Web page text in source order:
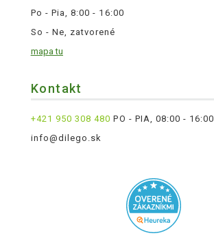
Po - Pia, 8:00 - 16:00
So - Ne, zatvorené
mapa tu
Kontakt
+421 950 308 480 PO - PIA, 08:00 - 16:00
info@dilego.sk